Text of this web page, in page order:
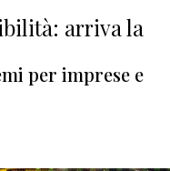
arriva la
per imprese e